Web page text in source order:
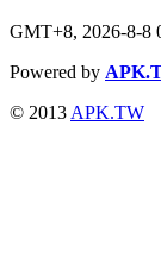
GMT+8, 2026-8-8
Powered by
© 2013 APK.TW